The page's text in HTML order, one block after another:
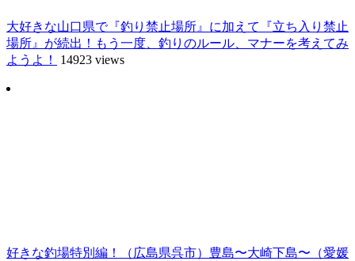
大好きな山口県で『釣り禁止場所』に加えて『立ち入り禁止
場所』が続出！もう一度、釣りのルール、マナーを考えてみ
ようよ！
14923 views
好きな釣場特別編！（広島県呉市）豊島〜大崎下島〜（愛媛